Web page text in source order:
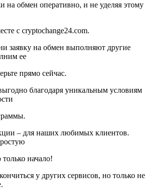
на обмен оперативно, и не уделяя этому
с cryptochange24.com.
заявку на обмен выполняют другие
ее
прямо сейчас.
благодаря уникальным условиям
– для наших любимых клиентов.
начало!
у других сервисов, но только не